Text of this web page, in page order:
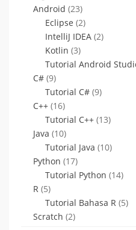
Android (23)
Eclipse (2)
IntelliJ IDEA (2)
Kotlin (3)
Tutorial Android
C# (9)
Tutorial C# (9)
C++ (16)
Tutorial C++ (13)
Java (10)
Tutorial Java (10)
Python (17)
Tutorial Python (14)
R (5)
Tutorial Bahasa R (5)
Scratch (2)